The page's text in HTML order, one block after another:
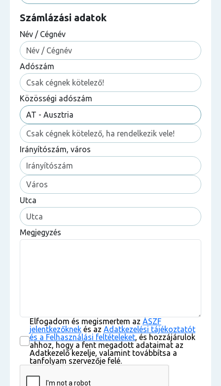
Számlázási adatok
Név / Cégnév
Adószám
Közösségi adószám
Irányítószám, város
Utca
Megjegyzés
Elfogadom és megismertem az ÁSZF
jelentkezőknek és az Adatkezelési tájékoztatót
és a Felhasználási feltételeket, és hozzájárulok
ahhoz, hogy a fent megadott adataimat az
Adatkezelő kezelje, valamint továbbítsa a
tanfolyam szervezője felé.